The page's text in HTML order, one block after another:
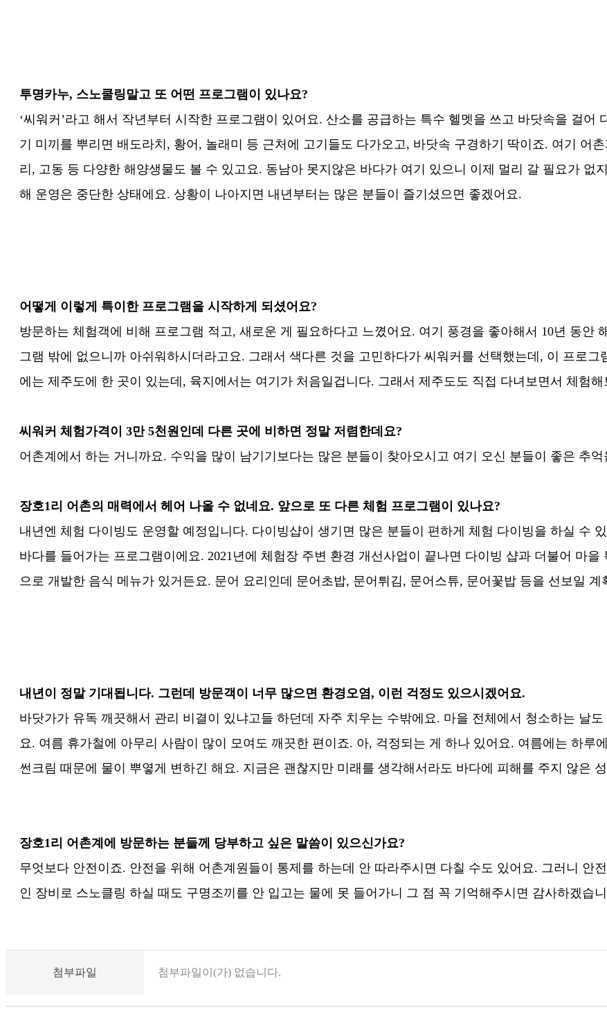
투명카누, 스노쿨링말고 또 어떤 프로그램이 있나요?
‘씨워커’라고 해서 작년부터 시작한 프로그램이 있어요. 산소를 공급하는 특수 헬멧을 쓰고 바닷속을 걸어
기 미끼를 뿌리면 배도라치, 황어, 놀래미 등 근처에 고기들도 다가오고, 바닷속 구경하기 딱이죠. 여기 어
리, 고동 등 다양한 해양생물도 볼 수 있고요. 동남아 못지않은 바다가 여기 있으니 이제 멀리 갈 필요가 없
해 운영은 중단한 상태에요. 상황이 나아지면 내년부터는 많은 분들이 즐기셨으면 좋겠어요.
어떻게 이렇게 특이한 프로그램을 시작하게 되셨어요?
방문하는 체험객에 비해 프로그램 적고, 새로운 게 필요하다고 느꼈어요. 여기 풍경을 좋아해서 10년 동안
그램 밖에 없으니까 아쉬워하시더라고요. 그래서 색다른 것을 고민하다가 씨워커를 선택했는데, 이 프로그
에는 제주도에 한 곳이 있는데, 육지에서는 여기가 처음일겁니다. 그래서 제주도도 직접 다녀보면서 체험
씨워커 체험가격이 3만 5천원인데 다른 곳에 비하면 정말 저렴한데요?
어촌계에서 하는 거니까요. 수익을 많이 남기기보다는 많은 분들이 찾아오시고 여기 오신 분들이 좋은 추
장호1리 어촌의 매력에서 헤어 나올 수 없네요. 앞으로 또 다른 체험 프로그램이 있나요?
내년엔 체험 다이빙도 운영할 예정입니다. 다이빙샵이 생기면 많은 분들이 편하게 체험 다이빙을 하실 수
바다를 들어가는 프로그램이에요. 2021년에 체험장 주변 환경 개선사업이 끝나면 다이빙 샵과 더불어 마
으로 개발한 음식 메뉴가 있거든요. 문어 요리인데 문어초밥, 문어튀김, 문어스튜, 문어꽃밥 등을 선보일 계
내년이 정말 기대됩니다. 그런데 방문객이 너무 많으면 환경오염, 이런 걱정도 있으시겠어요.
바닷가가 유독 깨끗해서 관리 비결이 있냐고들 하던데 자주 치우는 수밖에요. 마을 전체에서 청소하는 날
요. 여름 휴가철에 아무리 사람이 많이 모여도 깨끗한 편이죠. 아, 걱정되는 게 하나 있어요. 여름에는 하루
썬크림 때문에 물이 뿌옇게 변하긴 해요. 지금은 괜찮지만 미래를 생각해서라도 바다에 피해를 주지 않은
장호1리 어촌계에 방문하는 분들께 당부하고 싶은 말씀이 있으신가요?
무엇보다 안전이죠. 안전을 위해 어촌계원들이 통제를 하는데 안 따라주시면 다칠 수도 있어요. 그러니 안
인 장비로 스노클링 하실 때도 구명조끼를 안 입고는 물에 못 들어가니 그 점 꼭 기억해주시면 감사하겠습
첨부파일 첨부파일이(가) 없습니다.